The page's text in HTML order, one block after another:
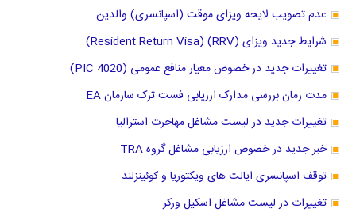
عدم تصویب لایحه ویزای موقت (اسپانسری) والدین
شرایط جدید ویزای (RRV) (Resident Return Visa)
تغییرات جدید در خصوص معیار منافع عمومی (PIC 4020)
مدت زمان بررسی مدارک ارزیابی فست ترک سازمان EA
تغییرات جدید در لیست مشاغل مهاجرت استرالیا
خبر جدید در خصوص ارزیابی مشاغل گروه TRA
توقف اسپانسری ایالت های ویکتوریا و کوئینزلند
تغییرات در لیست مشاغل اسکیل ورکر